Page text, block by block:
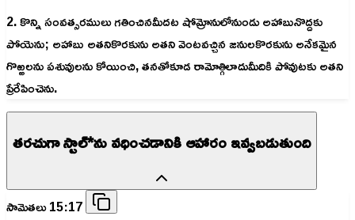
2. కొన్ని సంవత్సరములు గతించినమీదట షోమ్రోనులోనుండు అహాబునొద్దకు
పోయెను; అహాబు అతనికొరకును అతని వెంటవచ్చిన జనులకొరకును అనేకమైన
గొఱ్ఱలను పశువులను కోయించి, తనతోకూడ రామోత్గిలాదుమీదికి పోవుటకు అతని
ప్రేరేపించెను.
తరచుగా స్టాల్*ను వధించడానికి ఆహారం ఇవ్వబడుతుంది
సామెతలు 15:17